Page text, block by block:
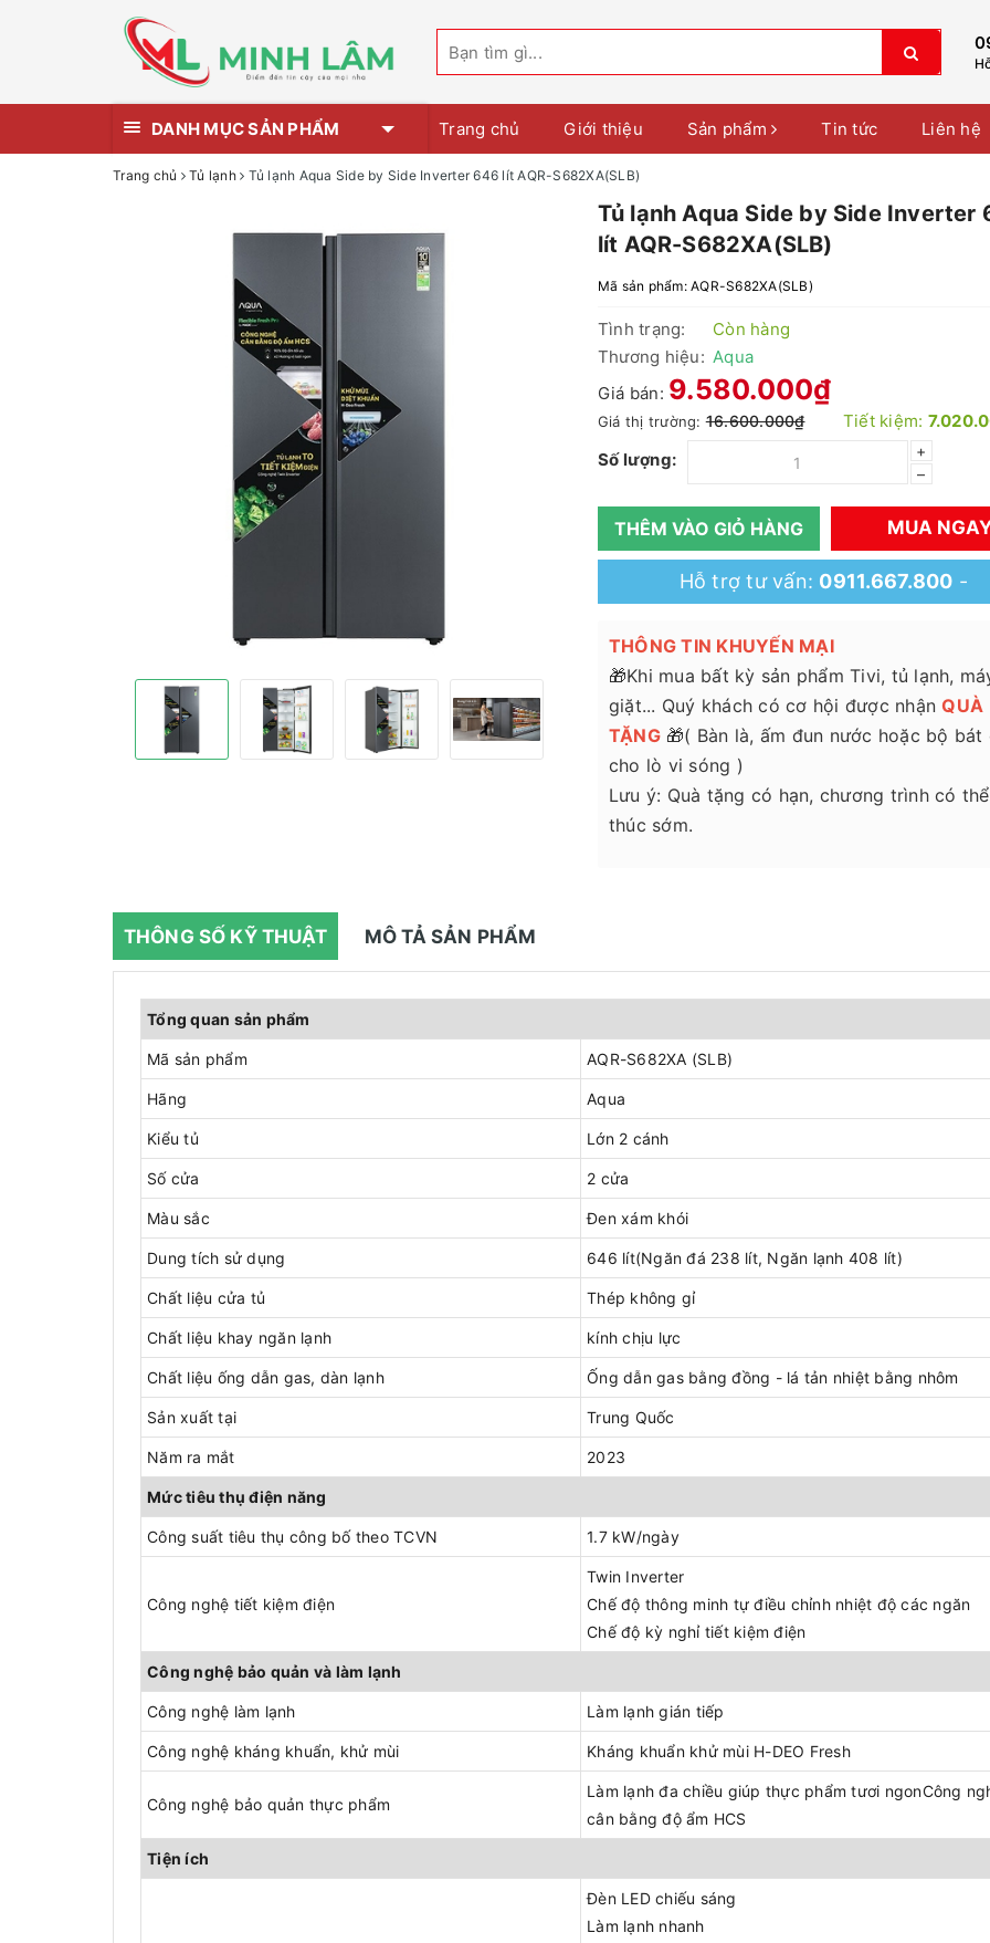
DANH MỤC SẢN PHẨM Trang chủ Giới thiệu Sản phẩm Tin tức Liên hệ
Trang chủ Tủ lạnh Tủ lạnh Aqua Side by Side Inverter 646 lít AQR-S682XA(SLB)
Tủ lạnh Aqua Side by Side Inverter
lít AQR-S682XA(SLB)
Mã sản phẩm: AQR-S682XA(SLB)
Tình trạng:
Còn hàng
Thương hiệu: Aqua
Giá bán: 9.580.000₫
Giá thị trường:16.600.000₫ Tiết kiệm:
Số lượng:
+
–
THÊM VÀO GIỎ HÀNG MUA
Hỗ trợ tư vấn: 0911.667.800 -
THÔNG TIN KHUYẾN MẠI
🎁Khi mua bất kỳ sản phẩm Tivi, tủ lạnh,
giặt... Quý khách có cơ hội được nhậnQUÀ
TẶNG 🎁( Bàn là, ấm đun nước hoặc bộ bát
cho lò vi sóng )
Lưu ý: Quà tặng có hạn, chương trình có
thúc sớm.
THÔNG SỐ KỸ THUẬT MÔ TẢ SẢN PHẨM
Tổng quan sản phẩm
Mã sản phẩm AQR-S682XA (SLB)
Hãng Aqua
Kiểu tủ Lớn 2 cánh
Số cửa 2 cửa
Màu sắc Đen xám khói
Dung tích sử dụng 646 lít(Ngăn đá 238 lít, Ngăn lạnh 408 lít)
Chất liệu cửa tủ Thép không gỉ
Chất liệu khay ngăn lạnh kính chịu lực
Chất liệu ống dẫn gas, dàn lạnh Ống dẫn gas bằng đồng - lá tản nhiệt bằng nhôm
Sản xuất tại Trung Quốc
Năm ra mắt 2023
Mức tiêu thụ điện năng
Công suất tiêu thụ công bố theo TCVN 1.7 kW/ngày
Công nghệ tiết kiệm điện
Twin Inverter
Chế độ thông minh tự điều chỉnh nhiệt độ các ngăn
Chế độ kỳ nghỉ tiết kiệm điện
Công nghệ bảo quản và làm lạnh
Công nghệ làm lạnh Làm lạnh gián tiếp
Công nghệ kháng khuẩn, khử mùi Kháng khuẩn khử mùi H-DEO Fresh
Công nghệ bảo quản thực phẩm
Làm lạnh đa chiều giúp thực phẩm tươi ngonCông
cân bằng độ ẩm HCS
Tiện ích
Đèn LED chiếu sáng
Làm lạnh nhanh